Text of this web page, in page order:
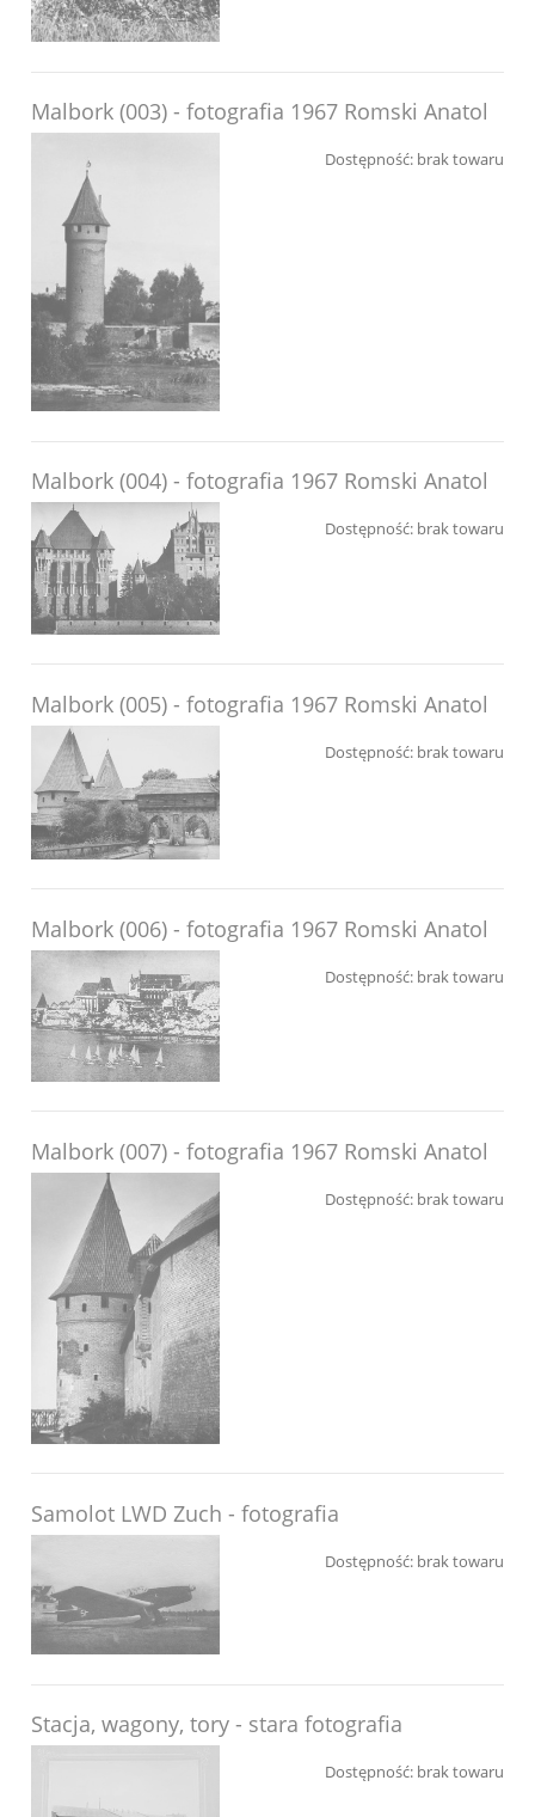
Malbork (003) - fotografia 1967 Romski Anatol
Dostępność: brak towaru
Malbork (004) - fotografia 1967 Romski Anatol
Dostępność: brak towaru
Malbork (005) - fotografia 1967 Romski Anatol
Dostępność: brak towaru
Malbork (006) - fotografia 1967 Romski Anatol
Dostępność: brak towaru
Malbork (007) - fotografia 1967 Romski Anatol
Dostępność: brak towaru
Samolot LWD Zuch - fotografia
Dostępność: brak towaru
Stacja, wagony, tory - stara fotografia
Dostępność: brak towaru